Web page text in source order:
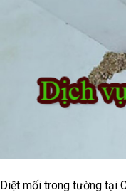
Diệt mối trong tường tại